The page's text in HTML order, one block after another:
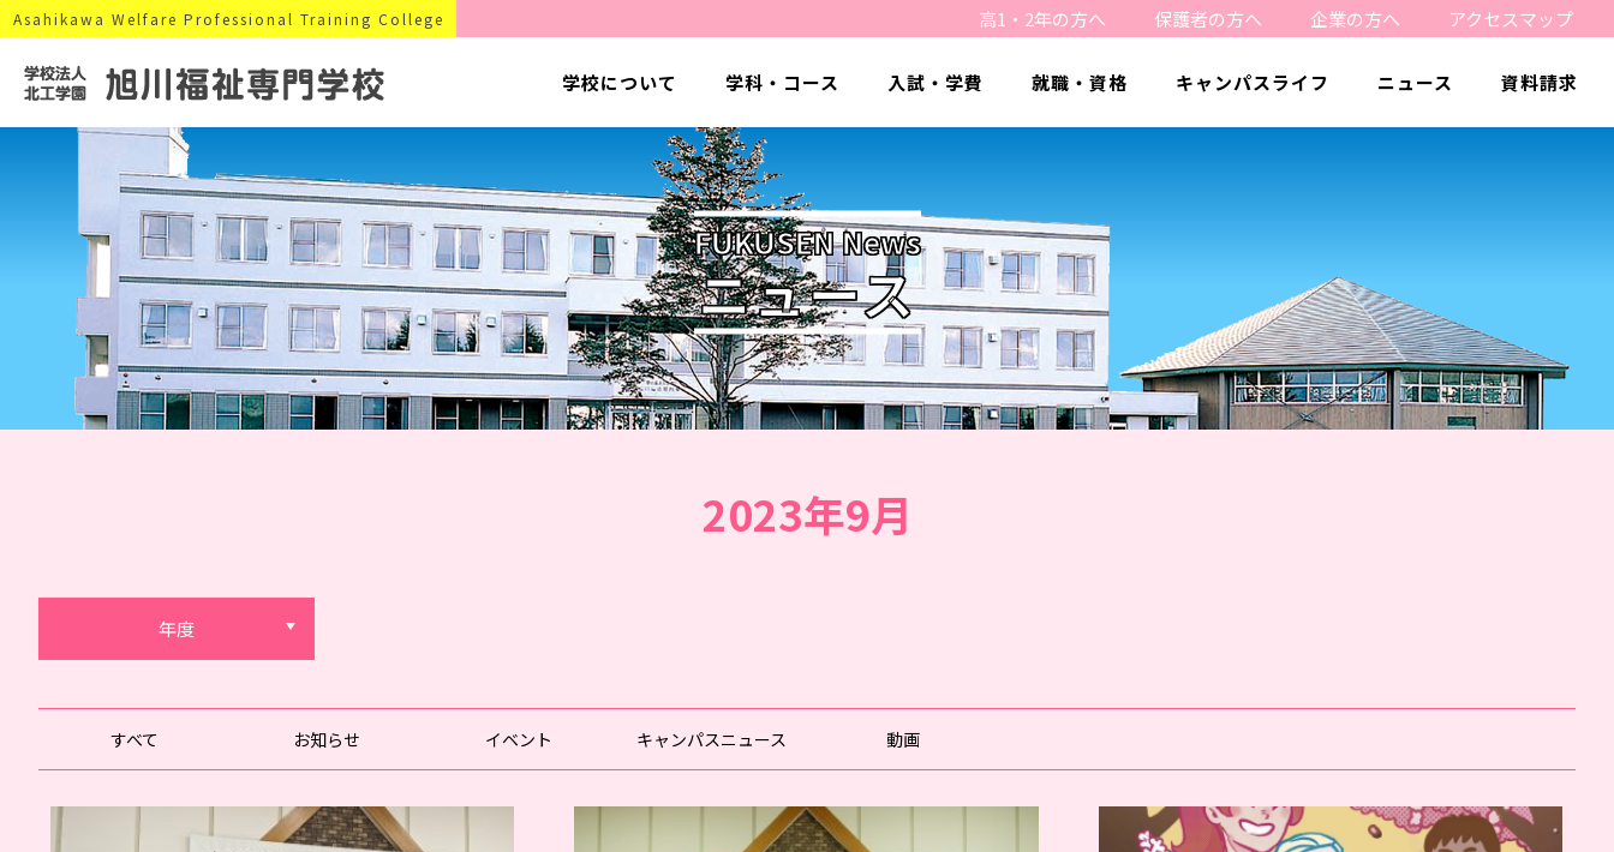
Asahikawa Welfare Professional Training College 高1・2年の方へ 保護者の方へ 企業の方へ アクセスマップ
学校について 学科・コース 入試・学費 就職・資格 キャンパスライフ ニュース 資料請求
FUKUSEN News
ニュース
2023年9月
年度
すべて お知らせ イベント キャンパスニュース 動画